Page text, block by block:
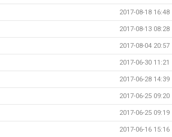
2017-08-18 16:48
2017-08-13 08:28
2017-08-04 20:57
2017-06-30 11:21
2017-06-28 14:39
2017-06-25 09:20
2017-06-25 09:19
2017-06-16 15:16